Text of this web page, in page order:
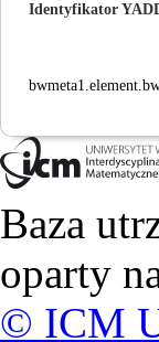
Identyfikator
Baza
oparty
© ICM